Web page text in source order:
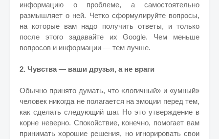
информацию о проблеме, а самостоятельно
размышляет о ней. Четко сформулируйте вопросы,
на которые вам надо получить ответы, и только
после этого задавайте их Google. Чем меньше
вопросов и информации — тем лучше.
2. Чувства — ваши друзья, а не враги
Обычно принято думать, что «логичный» и «умный»
человек никогда не полагается на эмоции перед тем,
как сделать следующий шаг. Но это утверждение в
корне неверно. Спокойствие, конечно, помогает вам
принимать хорошие решения, но игнорировать свои